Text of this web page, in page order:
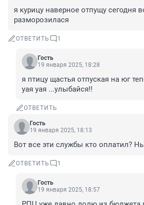
я курицу наверное отпущу сегодня
разморозилася
ОТВЕТИТЬ 1
Гость
19 января 2025, 18:28
я птицу щастья отпуская на юг
уая уая ...улыбайся!!
ОТВЕТИТЬ
Гость
19 января 2025, 18:13
Вот все эти службы кто оплатил?
ОТВЕТИТЬ 1
Гость
19 января 2025, 18:57